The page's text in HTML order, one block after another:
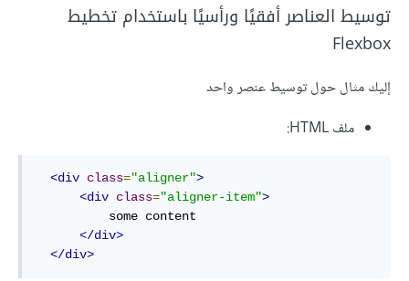
توسيط العناصر أفقيًا ورأسيًا باستخدام تخطيط
Flexbox
إليك مثال حول توسيط عنصر واحد
ملف HTML:
<div class="aligner">
<div class="aligner-item">
</div>
</div>